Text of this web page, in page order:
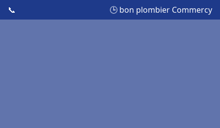
📞 🕒 bon plombier Commercy